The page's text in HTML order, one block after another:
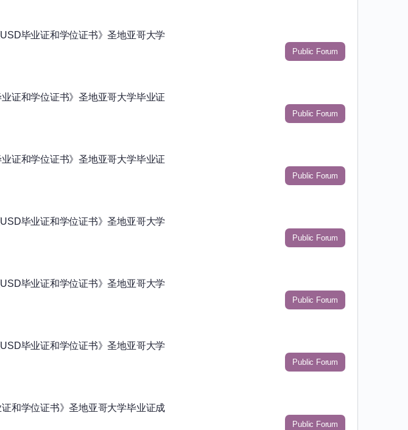
毕业证和学位证书》圣地亚哥大学
Public Forum
证和学位证书》圣地亚哥大学毕业证
Public Forum
证和学位证书》圣地亚哥大学毕业证
Public Forum
毕业证和学位证书》圣地亚哥大学
Public Forum
毕业证和学位证书》圣地亚哥大学
Public Forum
毕业证和学位证书》圣地亚哥大学
Public Forum
和学位证书》圣地亚哥大学毕业证成
Public Forum